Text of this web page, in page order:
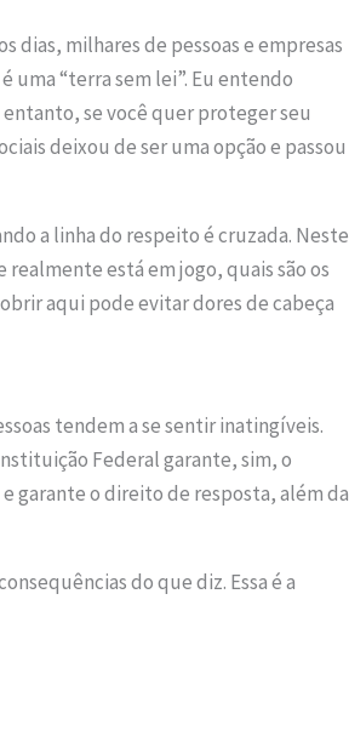
dias, milhares de pessoas e empresas
“terra sem lei”. Eu entendo
se você quer proteger seu
deixou de ser uma opção e passou
a linha do respeito é cruzada. Neste
está em jogo, quais são os
aqui pode evitar dores de cabeça
tendem a se sentir inatingíveis.
Federal garante, sim, o
garante o direito de resposta, além da
do que diz. Essa é a